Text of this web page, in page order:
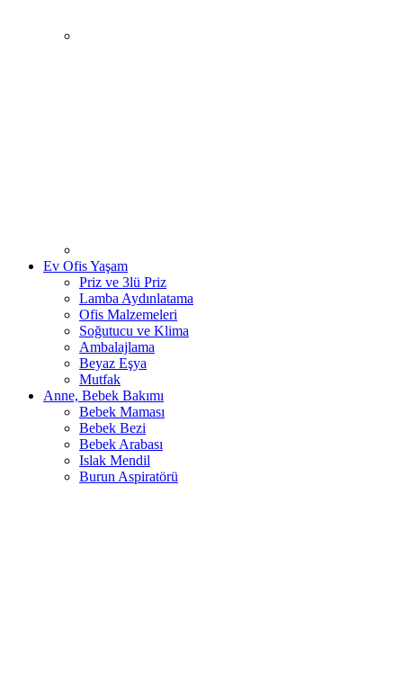
Ev Ofis Yaşam
Priz ve 3lü Priz
Lamba Aydınlatama
Ofis Malzemeleri
Soğutucu ve Klima
Ambalajlama
Beyaz Eşya
Mutfak
Anne, Bebek Bakımı
Bebek Maması
Bebek Bezi
Bebek Arabası
Islak Mendil
Burun Aspiratörü